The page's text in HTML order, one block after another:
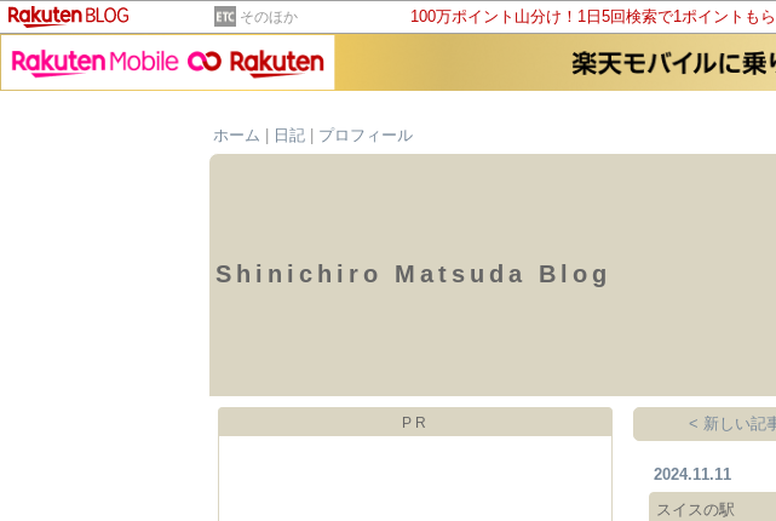
そのほか 100万ポイント山分け！1日5回検索で1ポイントも
ホーム
日記 プロフィール
Shinichiro Matsuda Blog
PR < 新しい記
2024.11.11
スイスの駅